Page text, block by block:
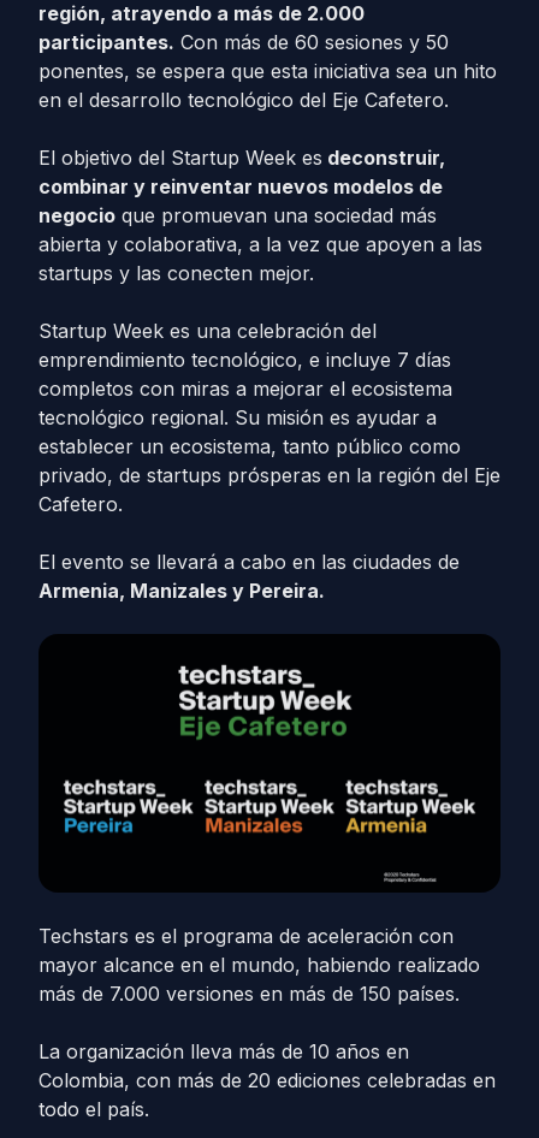
región, atrayendo a más de 2.000
participantes. Con más de 60 sesiones y 50
ponentes, se espera que esta iniciativa sea un hito
en el desarrollo tecnológico del Eje Cafetero.
El objetivo del Startup Week es deconstruir,
combinar y reinventar nuevos modelos de
negocio que promuevan una sociedad más
abierta y colaborativa, a la vez que apoyen a las
startups y las conecten mejor.
Startup Week es una celebración del
emprendimiento tecnológico, e incluye 7 días
completos con miras a mejorar el ecosistema
tecnológico regional. Su misión es ayudar a
establecer un ecosistema, tanto público como
privado, de startups prósperas en la región del Eje
Cafetero.
El evento se llevará a cabo en las ciudades de
Armenia, Manizales y Pereira.
Techstars es el programa de aceleración con
mayor alcance en el mundo, habiendo realizado
más de 7.000 versiones en más de 150 países.
La organización lleva más de 10 años en
Colombia, con más de 20 ediciones celebradas en
todo el país.